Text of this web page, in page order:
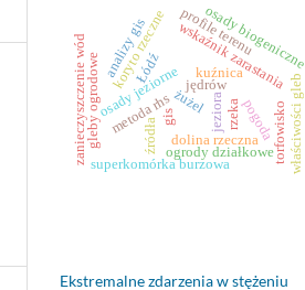
jędrów
żużel
osady jeziorne kuźnica
jeziora
wskaźnik zarastania
dolina rzeczna
koryto rzeczne
metoda rhs
ogrody działkowe
gleby ogrodowe właściwości gleb
Łódź
gis
profile terenu
analizy gis
torfowisko
osady biogeniczne
superkomórka burzowa
pogoda
źródła
rzeka
zanieczyszczenie wód
Ekstremalne zdarzenia w stężeniu